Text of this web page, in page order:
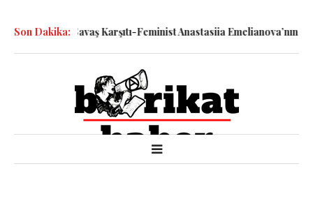
Son Dakika:Savaş Karşıtı-Feminist Anastasiia Emelianova’nın